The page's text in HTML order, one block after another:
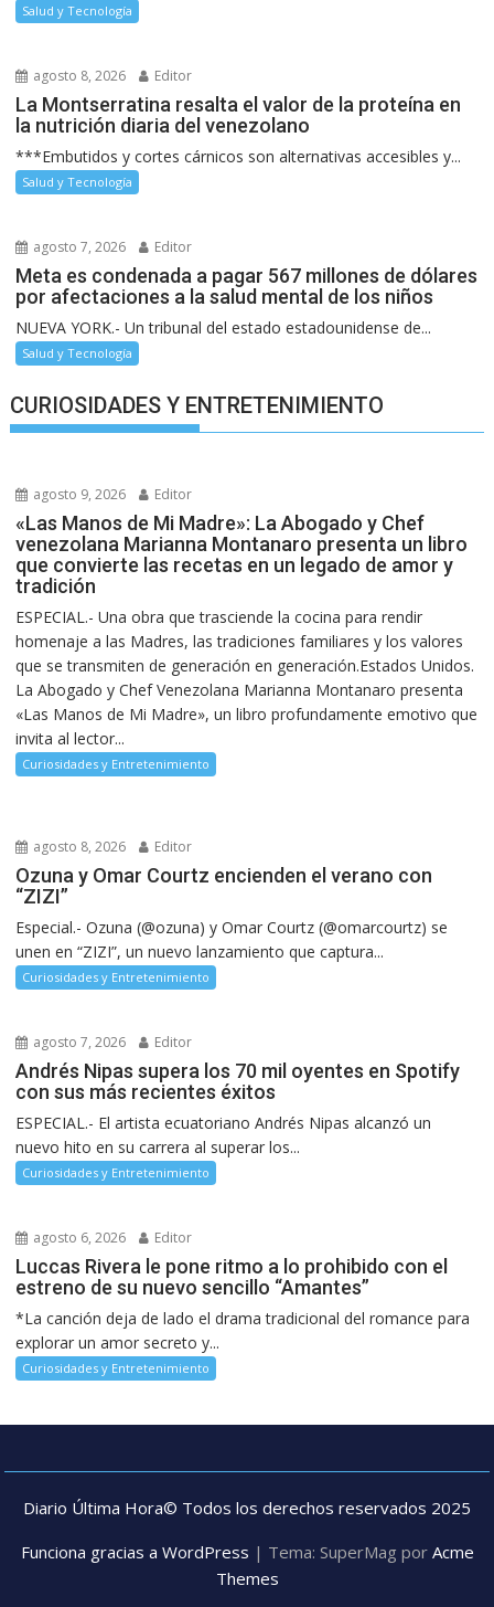
Salud y Tecnología
agosto 8, 2026 Editor
La Montserratina resalta el valor de la proteína en
la nutrición diaria del venezolano
***Embutidos y cortes cárnicos son alternativas accesibles y...
Salud y Tecnología
agosto 7, 2026 Editor
Meta es condenada a pagar 567 millones de dólares
por afectaciones a la salud mental de los niños
NUEVA YORK.- Un tribunal del estado estadounidense de...
Salud y Tecnología
CURIOSIDADES Y ENTRETENIMIENTO
agosto 9, 2026 Editor
«Las Manos de Mi Madre»: La Abogado y Chef
venezolana Marianna Montanaro presenta un libro
que convierte las recetas en un legado de amor y
tradición
ESPECIAL.- Una obra que trasciende la cocina para rendir
homenaje a las Madres, las tradiciones familiares y los valores
que se transmiten de generación en generación.Estados Unidos.
La Abogado y Chef Venezolana Marianna Montanaro presenta
«Las Manos de Mi Madre», un libro profundamente emotivo que
invita al lector...
Curiosidades y Entretenimiento
agosto 8, 2026 Editor
Ozuna y Omar Courtz encienden el verano con
“ZIZI”
Especial.- Ozuna (@ozuna) y Omar Courtz (@omarcourtz) se
unen en “ZIZI”, un nuevo lanzamiento que captura...
Curiosidades y Entretenimiento
agosto 7, 2026 Editor
Andrés Nipas supera los 70 mil oyentes en Spotify
con sus más recientes éxitos
ESPECIAL.- El artista ecuatoriano Andrés Nipas alcanzó un
nuevo hito en su carrera al superar los...
Curiosidades y Entretenimiento
agosto 6, 2026 Editor
Luccas Rivera le pone ritmo a lo prohibido con el
estreno de su nuevo sencillo “Amantes”
*La canción deja de lado el drama tradicional del romance para
explorar un amor secreto y...
Curiosidades y Entretenimiento
Diario Última Hora© Todos los derechos reservados 2025
Funciona gracias a WordPress | Tema: SuperMag por Acme
Themes